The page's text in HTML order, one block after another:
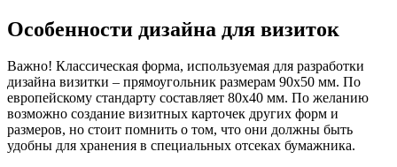
Особенности дизайна для визиток
Важно! Классическая форма, используемая для разработки
дизайна визитки – прямоугольник размерам 90x50 мм. По
европейскому стандарту составляет 80x40 мм. По желанию
возможно создание визитных карточек других форм и
размеров, но стоит помнить о том, что они должны быть
удобны для хранения в специальных отсеках бумажника.